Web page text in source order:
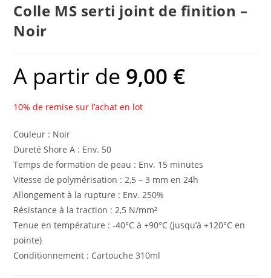
Colle MS serti joint de finition –
Noir
A partir de 9,00 €
10% de remise sur l’achat en lot
Couleur : Noir
Dureté Shore A : Env. 50
Temps de formation de peau : Env. 15 minutes
Vitesse de polymérisation : 2,5 – 3 mm en 24h
Allongement à la rupture : Env. 250%
Résistance à la traction : 2,5 N/mm²
Tenue en température : -40°C à +90°C (jusqu’à +120°C en
pointe)
Conditionnement : Cartouche 310ml